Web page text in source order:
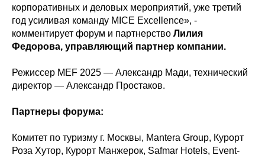
корпоративных и деловых мероприятий, уже третий
год усиливая команду MICE Excellence», -
комментирует форум и партнерство Лилия
Федорова, управляющий партнер компании.
Режиссер MEF 2025 — Александр Мади, технический
директор — Александр Простаков.
Партнеры форума:
Комитет по туризму г. Москвы, Mantera Group, Курорт
Роза Хутор, Курорт Манжерок, Safmar Hotels, Event-